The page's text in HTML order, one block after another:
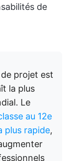
de
projet est
la plus
Le
au 12e
plus rapide,